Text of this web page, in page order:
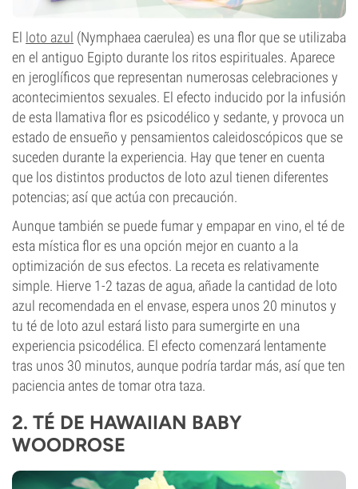
El loto azul (Nymphaea caerulea) es una flor que se utilizaba
en el antiguo Egipto durante los ritos espirituales. Aparece
en jeroglíficos que representan numerosas celebraciones y
acontecimientos sexuales. El efecto inducido por la infusión
de esta llamativa flor es psicodélico y sedante, y provoca un
estado de ensueño y pensamientos caleidoscópicos que se
suceden durante la experiencia. Hay que tener en cuenta
que los distintos productos de loto azul tienen diferentes
potencias; así que actúa con precaución.
Aunque también se puede fumar y empapar en vino, el té de
esta mística flor es una opción mejor en cuanto a la
optimización de sus efectos. La receta es relativamente
simple. Hierve 1-2 tazas de agua, añade la cantidad de loto
azul recomendada en el envase, espera unos 20 minutos y
tu té de loto azul estará listo para sumergirte en una
experiencia psicodélica. El efecto comenzará lentamente
tras unos 30 minutos, aunque podría tardar más, así que ten
paciencia antes de tomar otra taza.
2. TÉ DE HAWAIIAN BABY
WOODROSE